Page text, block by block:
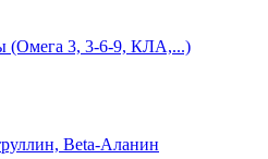
(Омега 3, 3-6-9, КЛА,...)
Beta-Аланин